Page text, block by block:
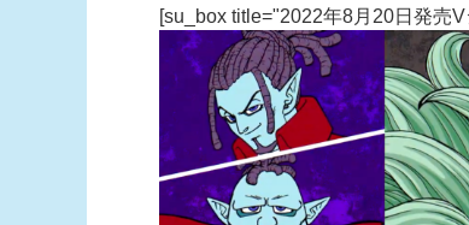
[su_box title="2022年8月20日発売